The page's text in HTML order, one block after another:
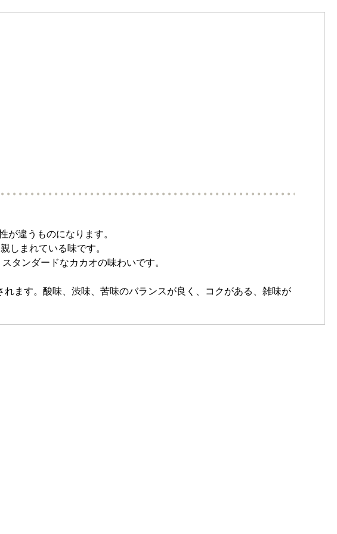
違うものになります。
しまれている味です。
タンダードなカカオの味わいです。
ます。酸味、渋味、苦味のバランスが良く、コクがある、雑味が